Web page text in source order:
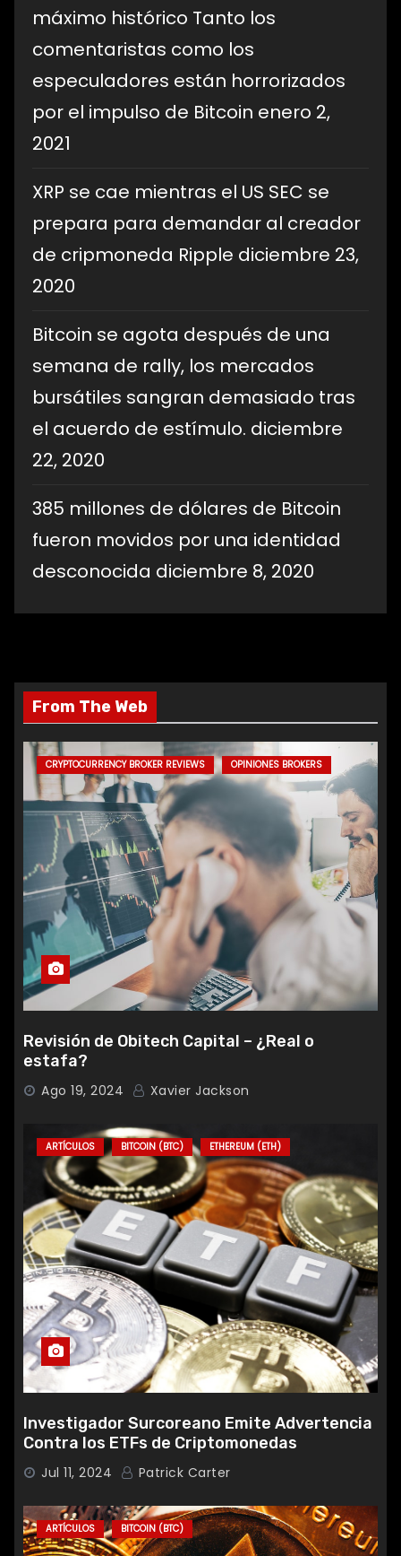
máximo histórico Tanto los
comentaristas como los
especuladores están horrorizados
por el impulso de Bitcoin enero 2,
2021
XRP se cae mientras el US SEC se
prepara para demandar al creador
de cripmoneda Ripple diciembre 23,
2020
Bitcoin se agota después de una
semana de rally, los mercados
bursátiles sangran demasiado tras
el acuerdo de estímulo. diciembre
22, 2020
385 millones de dólares de Bitcoin
fueron movidos por una identidad
desconocida diciembre 8, 2020
From The Web
CRYPTOCURRENCY BROKER REVIEWS OPINIONES BROKERS
Revisión de Obitech Capital – ¿Real o
estafa?
Ago 19, 2024 Xavier Jackson
ARTÍCULOS BITCOIN (BTC) ETHEREUM (ETH)
Investigador Surcoreano Emite Advertencia
Contra los ETFs de Criptomonedas
Jul 11, 2024 Patrick Carter
ARTÍCULOS BITCOIN (BTC)